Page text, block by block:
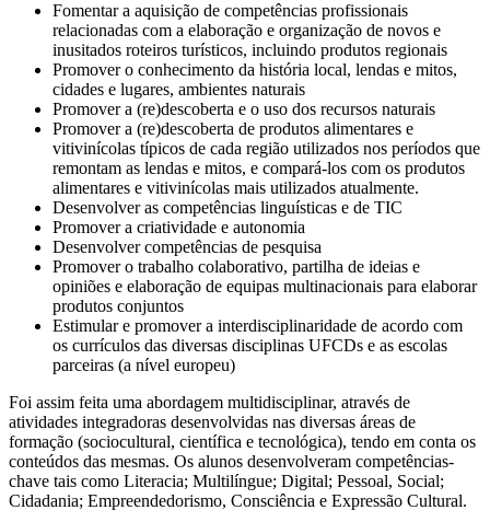
Fomentar a aquisição de competências profissionais
relacionadas com a elaboração e organização de novos e
inusitados roteiros turísticos, incluindo produtos regionais
Promover o conhecimento da história local, lendas e mitos,
cidades e lugares, ambientes naturais
Promover a (re)descoberta e o uso dos recursos naturais
Promover a (re)descoberta de produtos alimentares e
vitivinícolas típicos de cada região utilizados nos períodos que
remontam as lendas e mitos, e compará-los com os produtos
alimentares e vitivinícolas mais utilizados atualmente.
Desenvolver as competências linguísticas e de TIC
Promover a criatividade e autonomia
Desenvolver competências de pesquisa
Promover o trabalho colaborativo, partilha de ideias e
opiniões e elaboração de equipas multinacionais para elaborar
produtos conjuntos
Estimular e promover a interdisciplinaridade de acordo com
os currículos das diversas disciplinas UFCDs e as escolas
parceiras (a nível europeu)
Foi assim feita uma abordagem multidisciplinar, através de
atividades integradoras desenvolvidas nas diversas áreas de
formação (sociocultural, científica e tecnológica), tendo em conta os
conteúdos das mesmas. Os alunos desenvolveram competências-
chave tais como Literacia; Multilíngue; Digital; Pessoal, Social;
Cidadania; Empreendedorismo, Consciência e Expressão Cultural.